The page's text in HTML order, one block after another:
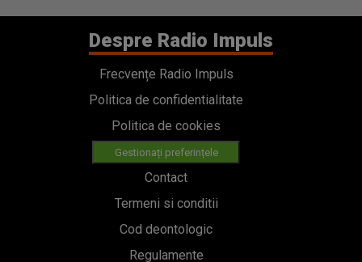
Despre Radio Impuls
Frecvențe Radio Impuls
Politica de confidentialitate
Politica de cookies
Gestionați preferințele
Contact
Termeni si conditii
Cod deontologic
Regulamente